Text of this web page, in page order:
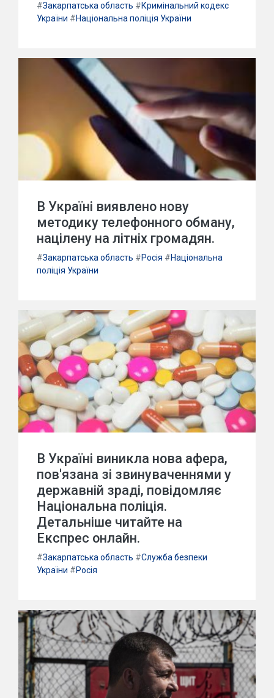
#Закарпатська область #Кримінальний кодекс
України #Національна поліція України
В Україні виявлено нову
методику телефонного обману,
націлену на літніх громадян.
#Закарпатська область #Росія #Національна
поліція України
В Україні виникла нова афера,
пов'язана зі звинуваченнями у
державній зраді, повідомляє
Національна поліція.
Детальніше читайте на
Експрес онлайн.
#Закарпатська область #Служба безпеки
України #Росія